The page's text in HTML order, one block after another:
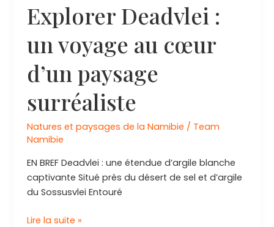
Explorer Deadvlei :
un voyage au cœur
d’un paysage
surréaliste
Natures et paysages de la Namibie / Team
Namibie
EN BREF Deadvlei : une étendue d’argile blanche
captivante Situé près du désert de sel et d’argile
du Sossusvlei Entouré
Explorer
Lire la suite »